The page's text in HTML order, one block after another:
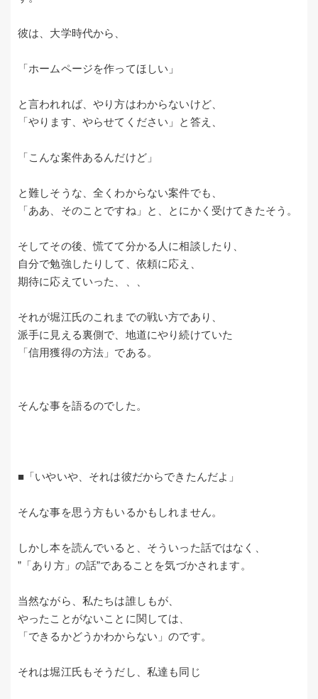
彼は、大学時代から、
「ホームページを作ってほしい」
と言われれば、やり方はわからないけど、
「やります、やらせてください」と答え、
「こんな案件あるんだけど」
と難しそうな、全くわからない案件でも、
「ああ、そのことですね」と、とにかく受けてきたそう。
そしてその後、慌てて分かる人に相談したり、
自分で勉強したりして、依頼に応え、
期待に応えていった、、、
それが堀江氏のこれまでの戦い方であり、
派手に見える裏側で、地道にやり続けていた
「信用獲得の方法」である。
そんな事を語るのでした。
■「いやいや、それは彼だからできたんだよ」
そんな事を思う方もいるかもしれません。
しかし本を読んでいると、そういった話ではなく、
”「あり方」の話”であることを気づかされます。
当然ながら、私たちは誰しもが、
やったことがないことに関しては、
「できるかどうかわからない」のです。
それは堀江氏もそうだし、私達も同じ